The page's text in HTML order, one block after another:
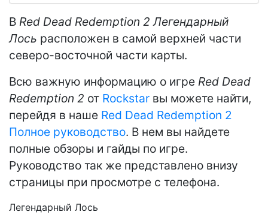
В Red Dead Redemption 2 Легендарный
Лось расположен в самой верхней части
северо-восточной части карты.
Всю важную информацию о игре Red Dead
Redemption 2 от Rockstar вы можете найти,
перейдя в наше Red Dead Redemption 2
Полное руководство. В нем вы найдете
полные обзоры и гайды по игре.
Руководство так же представлено внизу
страницы при просмотре с телефона.
Легендарный Лось